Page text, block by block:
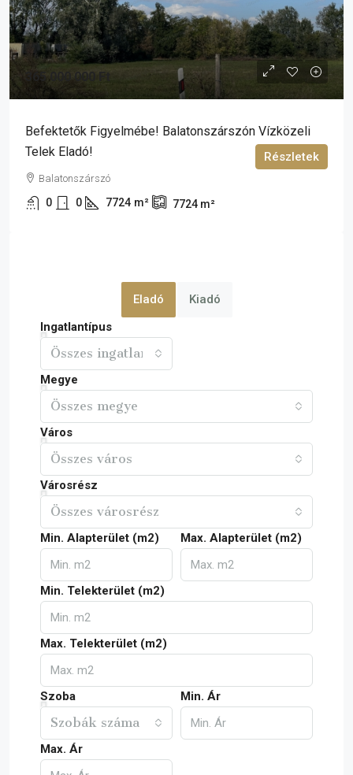
365 000 000 Ft
Befektetők Figyelmébe! Balatonszárszón Vízközeli
Telek Eladó!
Balatonszárszó
0 0 7724 m² 7724 m²
Részletek
Eladó
Kiadó
Ingatlantípus
Összes ingatlan
Megye
Összes megye
Város
Összes város
Városrész
Összes városrész
Min. Alapterület (m2) Max. Alapterület (m2)
Min. Telekterület (m2)
Max. Telekterület (m2)
Szoba
Szobák száma
Min. Ár
Max. Ár